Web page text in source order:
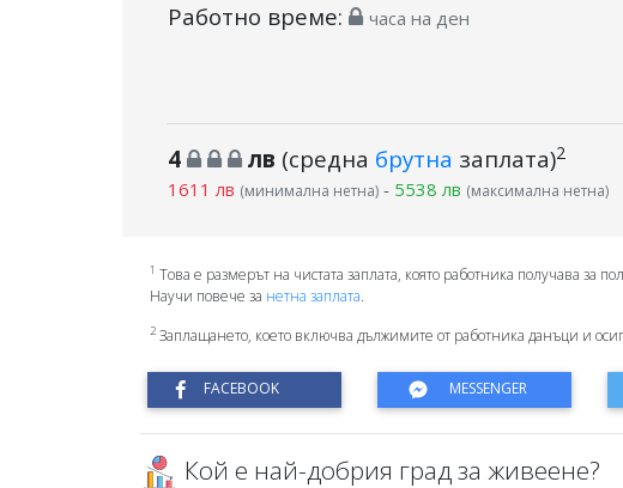
Работно време: часа на ден
4 лв (средна брутна заплата)2
1611 лв (минимална нетна)- 5538 лв (максимална нетна)
1 Това е размерът на чистата заплата, която работника получава за
Научи повече за нетна заплата.
2Заплащането, което включва дължимите от работника данъци и
Кой е най-добрия град за живеене?